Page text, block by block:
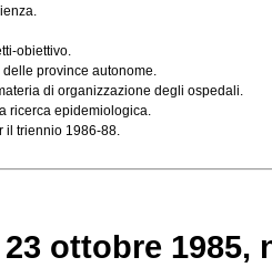
obiettivo.
province autonome.
di organizzazione degli ospedali.
ricerca epidemiologica.
il triennio 1986-88.
23 ottobre 1985,